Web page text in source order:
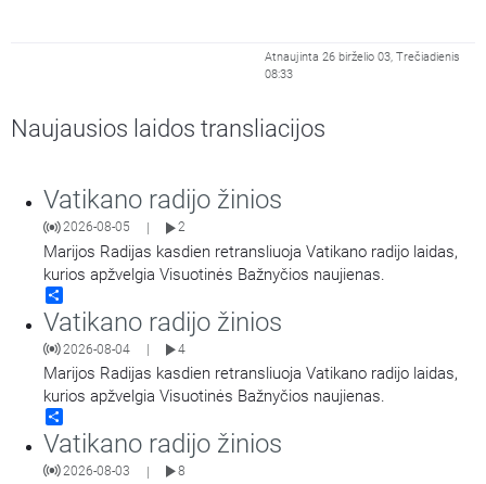
Atnaujinta 26 birželio 03, Trečiadienis
08:33
Naujausios laidos transliacijos
Vatikano radijo žinios
2026-08-05 2
Marijos Radijas kasdien retransliuoja Vatikano radijo laidas,
kurios apžvelgia Visuotinės Bažnyčios naujienas.
Vatikano radijo žinios
2026-08-04 4
Marijos Radijas kasdien retransliuoja Vatikano radijo laidas,
kurios apžvelgia Visuotinės Bažnyčios naujienas.
Vatikano radijo žinios
2026-08-03 | 8